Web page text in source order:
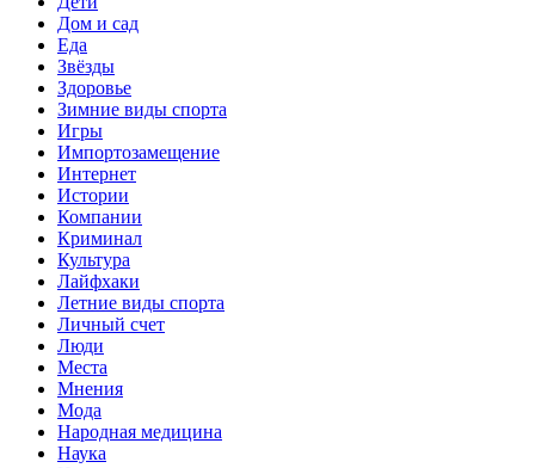
Дом и сад
Еда
Звёзды
Здоровье
Зимние виды спорта
Игры
Импортозамещение
Интернет
Истории
Компании
Криминал
Культура
Лайфхаки
Летние виды спорта
Личный счет
Люди
Места
Мнения
Мода
Народная медицина
Наука